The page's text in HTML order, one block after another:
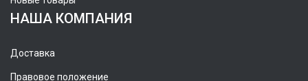
НАША КОМПАНИЯ
Доставка
Правовое положение